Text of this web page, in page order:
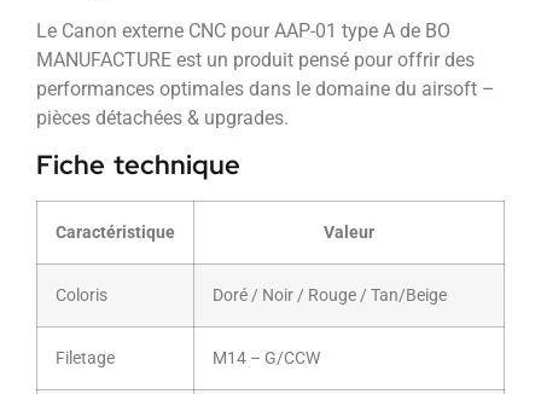
Le Canon externe CNC pour AAP-01 type A de BO
MANUFACTURE est un produit pensé pour offrir des
performances optimales dans le domaine du airsoft –
pièces détachées & upgrades.
Fiche technique
Caractéristique Valeur
Coloris Doré / Noir / Rouge / Tan/Beige
Filetage M14 – G/CCW